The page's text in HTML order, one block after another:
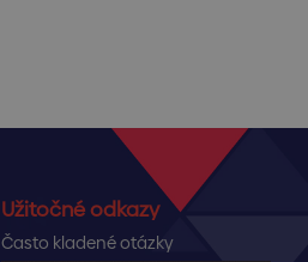
Užitočné odkazy
Často kladené otázky